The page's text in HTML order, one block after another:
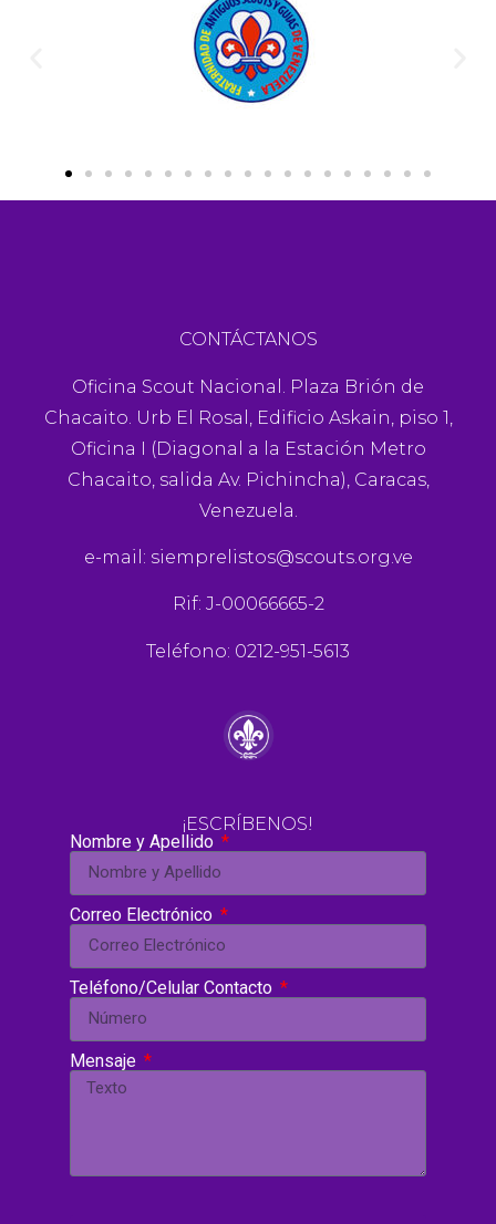
CONTÁCTANOS
Oficina Scout Nacional. Plaza Brión de
Chacaito. Urb El Rosal, Edificio Askain, piso 1,
Oficina I (Diagonal a la Estación Metro
Chacaito, salida Av. Pichincha), Caracas,
Venezuela.
e-mail: siemprelistos@scouts.org.ve
Rif: J-00066665-2
Teléfono: 0212-951-5613
¡ESCRÍBENOS!
Nombre y Apellido
Correo Electrónico
Teléfono/Celular Contacto
Mensaje